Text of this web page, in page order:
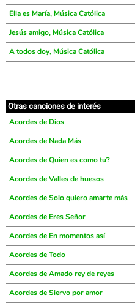
Ella es María, Música Católica
Jesús amigo, Música Católica
A todos doy, Música Católica
Otras canciones de interés
Acordes de Dios
Acordes de Nada Más
Acordes de Quien es como tu?
Acordes de Valles de huesos
Acordes de Solo quiero amarte más
Acordes de Eres Señor
Acordes de En momentos así
Acordes de Todo
Acordes de Amado rey de reyes
Acordes de Siervo por amor